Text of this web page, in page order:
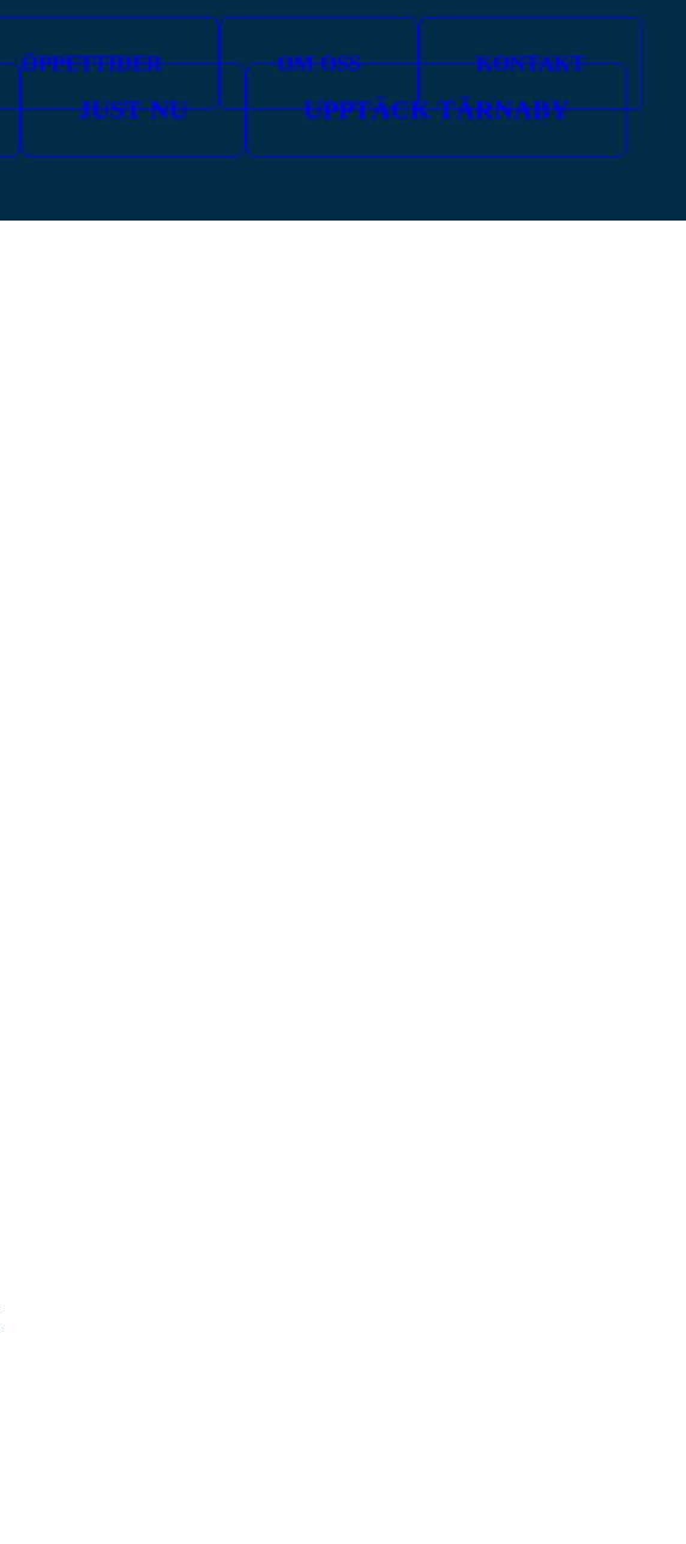
JUST NU UPPTÄCK TÄRNABY
ÖPPETTIDER OM OSS KONTAKT